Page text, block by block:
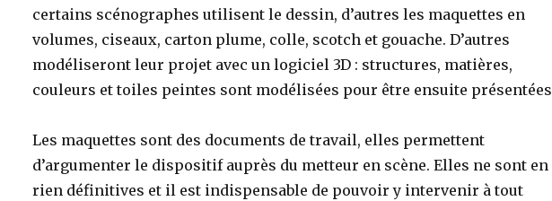
certains scénographes utilisent le dessin, d’autres les maquettes en
volumes, ciseaux, carton plume, colle, scotch et gouache. D’autres
modéliseront leur projet avec un logiciel 3D : structures, matières,
couleurs et toiles peintes sont modélisées pour être ensuite
Les maquettes sont des documents de travail, elles permettent
d’argumenter le dispositif auprès du metteur en scène. Elles ne sont en
rien définitives et il est indispensable de pouvoir y intervenir à tout